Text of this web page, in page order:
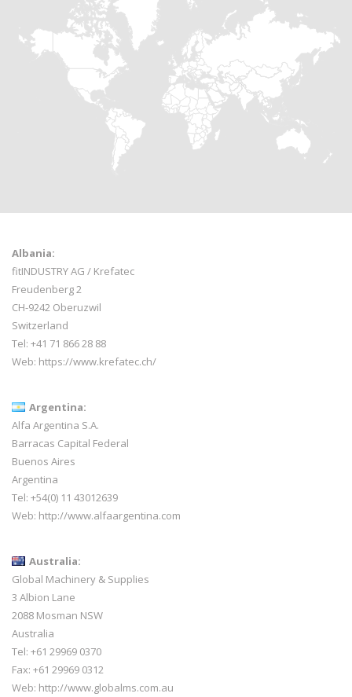
Albania:
fitINDUSTRY AG / Krefatec
Freudenberg 2
CH-9242 Oberuzwil
Switzerland
Tel: +41 71 866 28 88
Web: https://www.krefatec.ch/
Argentina:
Alfa Argentina S.A.
Barracas Capital Federal
Buenos Aires
Argentina
Tel: +54(0) 11 43012639
Web: http://www.alfaargentina.com
Australia:
Global Machinery & Supplies
3 Albion Lane
2088 Mosman NSW
Australia
Tel: +61 29969 0370
Fax: +61 29969 0312
Web: http://www.globalms.com.au